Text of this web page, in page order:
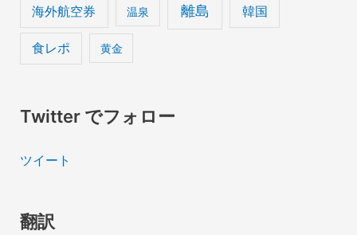
海外航空券 温泉 離島 韓国
食レポ 黄金
Twitter でフォロー
ツイート
翻訳